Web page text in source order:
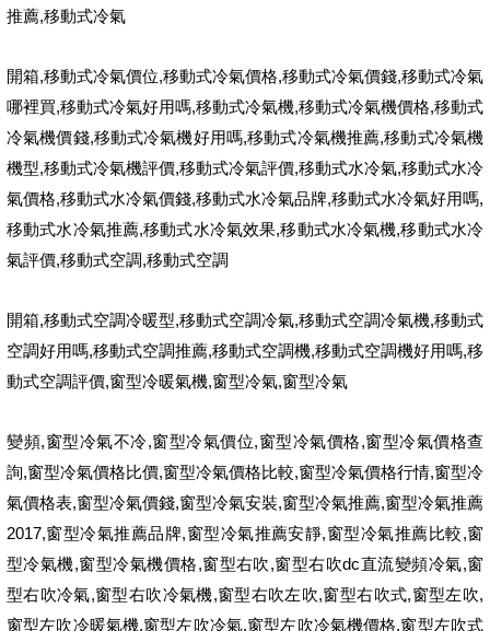
推薦,移動式冷氣
開箱,移動式冷氣價位,移動式冷氣價格,移動式冷氣價錢,移動式冷氣
哪裡買,移動式冷氣好用嗎,移動式冷氣機,移動式冷氣機價格,移動式
冷氣機價錢,移動式冷氣機好用嗎,移動式冷氣機推薦,移動式冷氣機
機型,移動式冷氣機評價,移動式冷氣評價,移動式水冷氣,移動式水冷
氣價格,移動式水冷氣價錢,移動式水冷氣品牌,移動式水冷氣好用嗎,
移動式水冷氣推薦,移動式水冷氣效果,移動式水冷氣機,移動式水冷
氣評價,移動式空調,移動式空調
開箱,移動式空調冷暖型,移動式空調冷氣,移動式空調冷氣機,移動式
空調好用嗎,移動式空調推薦,移動式空調機,移動式空調機好用嗎,移
動式空調評價,窗型冷暖氣機,窗型冷氣,窗型冷氣
變頻,窗型冷氣不冷,窗型冷氣價位,窗型冷氣價格,窗型冷氣價格查
詢,窗型冷氣價格比價,窗型冷氣價格比較,窗型冷氣價格行情,窗型冷
氣價格表,窗型冷氣價錢,窗型冷氣安裝,窗型冷氣推薦,窗型冷氣推薦
2017,窗型冷氣推薦品牌,窗型冷氣推薦安靜,窗型冷氣推薦比較,窗
型冷氣機,窗型冷氣機價格,窗型右吹,窗型右吹dc直流變頻冷氣,窗
型右吹冷氣,窗型右吹冷氣機,窗型右吹左吹,窗型右吹式,窗型左吹,
窗型左吹冷暖氣機,窗型左吹冷氣,窗型左吹冷氣機價格,窗型左吹式